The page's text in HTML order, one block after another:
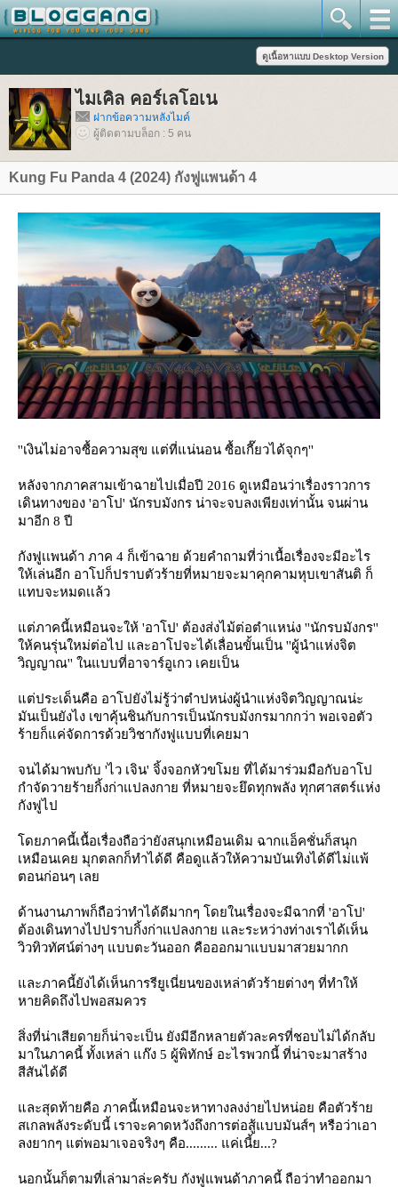
ไมเคิล คอร์เลโอเน
ฝากข้อความหลังไมค์
ผู้ติดตามบล็อก : 5 คน
Kung Fu Panda 4 (2024) กังฟูแพนด้า 4
''เงินไม่อาจซื้อความสุข แต่ที่แน่นอน ซื้อเกี๊ยวได้จุกๆ''
หลังจากภาคสามเข้าฉายไปเมื่อปี 2016 ดูเหมือนว่าเรื่องราวการ
เดินทางของ 'อาโป' นักรบมังกร น่าจะจบลงเพียงเท่านั้น จนผ่าน
มาอีก 8 ปี
กังฟูเเพนด้า ภาค 4 ก็เข้าฉาย ด้วยคำถามที่ว่าเนื้อเรื่องจะมีอะไร
ห้เล่นอีก อาโปก็ปราบตัวร้ายที่หมายจะมาคุกคามหุบเขาสันติ ก็
ทบจะหมดเเล้ว
ต่ภาคนี้เหมือนจะให้ 'อาโป' ต้องส่งไม้ต่อตำแหน่ง ''นักรบมังกร''
ห้คนรุ่นใหม่ต่อไป และอาโปจะได้เลื่อนขั้นเป็น ''ผู้นำแห่งจิต
วิญญาณ'' ในแบบที่อาจาร์อูเกว เคยเป็น
ต่ประเด็นคือ อาโปยังไม่รู้ว่าตำปหน่งผู้นำแห่งจิตวิญญาณน่ะ
มันเป็นยังไง เขาคุ้นชินกับการเป็นนักรบมังกรมากกว่า พอเจอตัว
ร้ายก็แค่จัดการด้วยวิชากังฟูแบบที่เคยมา
จนได้มาพบกับ 'ไว เจิน' จิ้งจอกหัวขโมย ที่ได้มาร่วมมือกับอาโป
กำจัดวายร้ายกิ้งก่าแปลงกาย ที่หมายจะยึดทุกพลัง ทุกศาสตร์แห่ง
กังฟูไป
ดยภาคนี้เนื้อเรื่องถือว่ายังสนุกเหมือนเดิม ฉากแอ็คชั่นก็สนุก
เหมือนเคย มุกตลกก็ทำได้ดี คือดูแล้วให้ความบันเทิงได้ดีไม่แพ้
ตอนก่อนๆ เล
ด้านงานภาพก็ถือว่าทำได้ดีมากๆ โดยในเรื่องจะมีฉากที่ 'อาโป'
ต้องเดินทางไปปราบกิ้งก่าแปลงกาย และระหว่างท่างเราได้เห็น
วิวทิวทัศน์ต่างๆ แบบตะวันออก คือออกมาแบบมาสวยมากก
ละภาคนี้ยังได้เห็นการรียูเนี่ยนของเหล่าตัวร้ายต่างๆ ที่ทำให้
หายคิดถึงไปพอสมควร
สิ่งที่น่าเสียดายก็น่าจะเป็น ยังมีอีกหลายตัวละครที่ชอบไม่ได้กลับ
มาในภาคนี้ ทั้งเหล่า แก๊ง 5 ผู้พิทักษ์ อะไรพวกนี้ ที่น่าจะมาสร้าง
สีสันได้ดี
ละสุดท้ายคือ ภาคนี้เหมือนจะหาทางลงง่ายไปหน่อย คือตัวร้า
สเกลพลังระดับนี้ เราจะคาดหวังถึงการต่อสู้แบบมันส์ๆ หรือว่าเอา
ลงยากๆ แต่พอมาเจอจริงๆ คือ......... แค่เนี้ย...?
นอกนั้นก็ตามที่เล่ามาล่ะครับ กังฟูแพนด้าภาคนี้ ถือว่าทำออกมา